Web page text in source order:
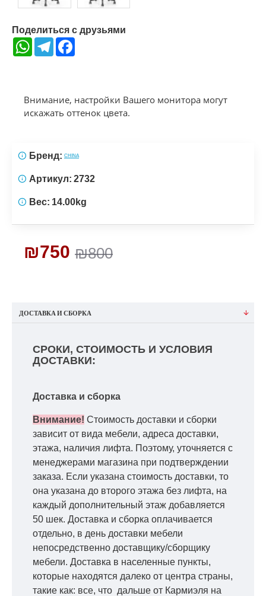
Поделиться с друзьями
WhatsAppTelegram
Внимание, настройки Вашего монитора могут
искажать оттенок цвета.
₪800
₪750
Бренд: CHINA
Артикул: 2732
Вес: 14.00kg
ДОСТАВКА И СБОРКА
СРОКИ, СТОИМОСТЬ И УСЛОВИЯ
ДОСТАВКИ:
Доставка и сборка
Внимание! Стоимость доставки и сборки
зависит от вида мебели, адреса доставки,
этажа, наличия лифта. Поэтому, уточняется с
менеджерами магазина при подтверждении
заказа. Если указана стоимость доставки, то
она указана до второго этажа без лифта, на
каждый дополнительный этаж добавляется
50 шек. Доставка и сборка оплачивается
отдельно, в день доставки мебели
непосредственно доставщику/сборщику
мебели. Доставка в населенные пункты,
которые находятся далеко от центра страны,
такие как: все, что дальше от Кармиэля на